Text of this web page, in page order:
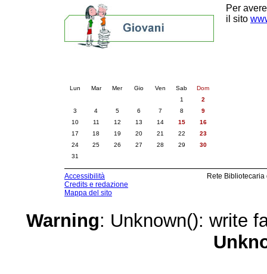
Per
il sito
Lun Mar Mer Gio Ven Sab
Dom
1
2
3
4 5 6 7 8
9
10
11 12 13 14 15
16
17
18 19 20 21 22
23
24
25 26 27 28 29
30
31
Accessibilità
Credits e redazione
Mappa del sito
Rete
Warning: Unknown(): write